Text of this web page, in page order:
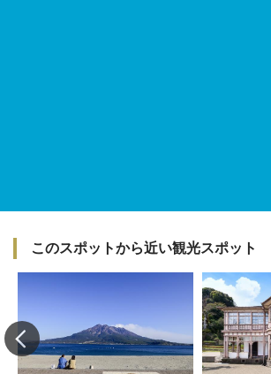
このスポットから近い観光スポット